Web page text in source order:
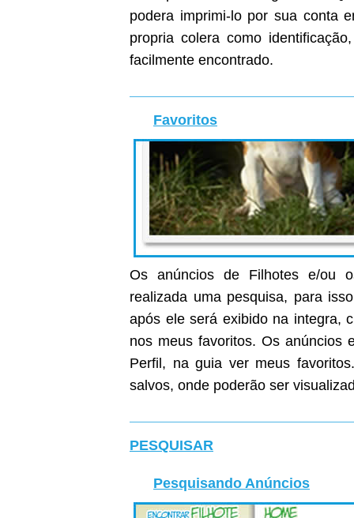
podera imprimi-lo por sua conta
propria colera como
facilmente encontrado.
Favoritos
Os anúncios de Filhotes e/ou
realizada uma pesquisa, para
após ele será exibido na integra,
nos meus favoritos. Os
Perfil, na guia ver meus
salvos, onde poderão ser
PESQUISAR
Pesquisando Anúncios